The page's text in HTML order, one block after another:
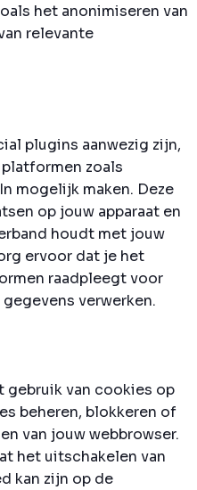
het anonimiseren van
relevante
plugins aanwezig zijn,
zoals
mogelijk maken. Deze
op jouw apparaat en
houdt met jouw
ervoor dat je het
raadpleegt voor
verwerken.
van cookies op
beheren, blokkeren of
van jouw webbrowser.
het uitschakelen van
kan zijn op de